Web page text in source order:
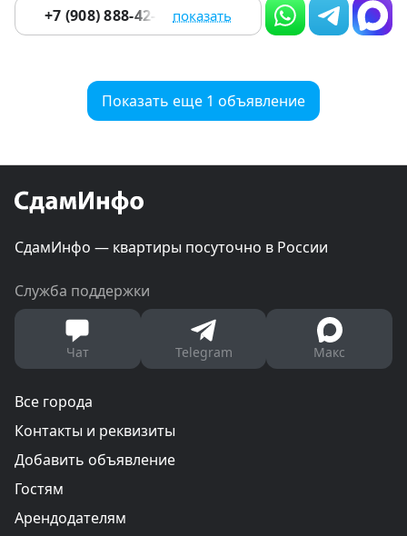
+7 (908) 888-42-33 показать
Показать еще 1 объявление
СдамИнфо — квартиры посуточно в России
Служба поддержки
Чат Telegram Макс
Все города
Контакты и реквизиты
Добавить объявление
Гостям
Арендодателям